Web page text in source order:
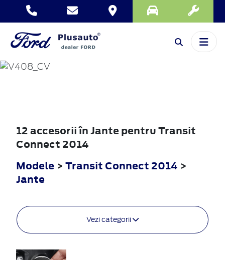
TRANSIT
CONNECT
12 accesorii în Jante pentru Transit
Connect 2014
Modele > Transit Connect 2014 >
Jante
Vezi categorii